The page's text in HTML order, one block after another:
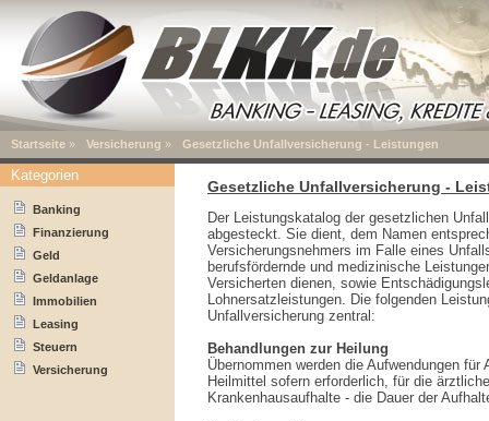
Startseite » Versicherung » Gesetzliche Unfallversicherung - Leistungen
Gesetzliche Unfallversicherung -
Der Leistungskatalog der gesetzlichen
abgesteckt. Sie dient, dem Namen
Versicherungsnehmers im Falle eines
berufsfördernde und medizinische
Versicherten dienen, sowie
Lohnersatzleistungen. Die folgenden
Unfallversicherung zentral:
Behandlungen zur Heilung
Übernommen werden die Aufwendungen
Heilmittel sofern erforderlich, für die
Krankenhausaufhalte - die Dauer der
Kategorien
Banking
Finanzierung
Geld
Geldanlage
Immobilien
Leasing
Steuern
Versicherung